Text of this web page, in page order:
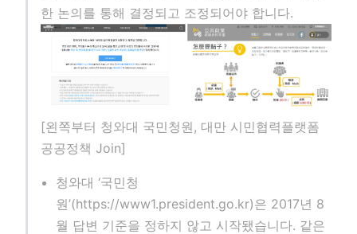
한 논의를 통해 결정되고 조정되어야 합니다.
[왼쪽부터 청와대 국민청원, 대만 시민협력플랫폼
공공정책 Join]
청와대 ‘국민청
원’(https://www1.president.go.kr)은 2017년 8
월 답변 기준을 정하지 않고 시작됐습니다. 같은